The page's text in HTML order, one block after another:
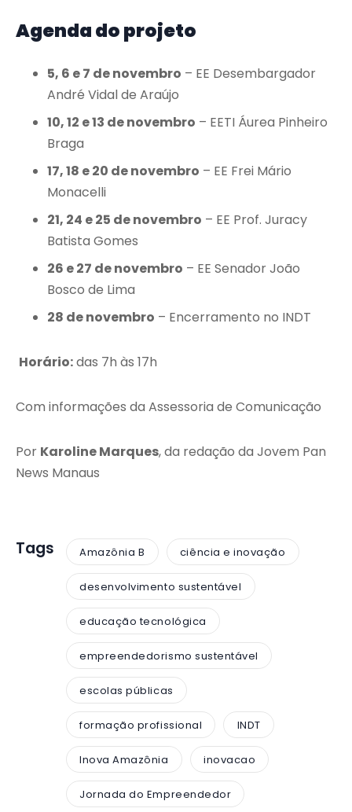
Agenda do projeto
5, 6 e 7 de novembro – EE Desembargador
André Vidal de Araújo
10, 12 e 13 de novembro – EETI Áurea Pinheiro
Braga
17, 18 e 20 de novembro – EE Frei Mário
Monacelli
21, 24 e 25 de novembro – EE Prof. Juracy
Batista Gomes
26 e 27 de novembro – EE Senador João
Bosco de Lima
28 de novembro – Encerramento no INDT
Horário:das 7h às 17h
Com informações da Assessoria de Comunicação
Por Karoline Marques, da redação da Jovem Pan
News Manaus
Tags Amazônia B ciência e inovação
desenvolvimento sustentável
educação tecnológica
empreendedorismo sustentável
escolas públicas
formação profissional INDT
Inova Amazônia inovacao
Jornada do Empreendedor